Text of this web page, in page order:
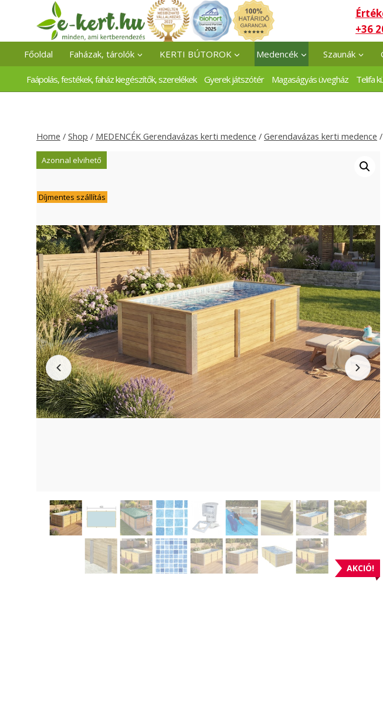
content
+36
Főoldal Faházak, tárolók KERTI BÚTOROK Medencék Szaunák
Faápolás, festékek, faház kiegészítők, szerelékek Gyerek játszótér Magaságyás üvegház Telifa
Home / Shop / MEDENCÉK Gerendavázas kerti medence / Gerendavázas kerti medence /
AKCIÓ!
Azonnal elvihető
Díjmentes szállítás